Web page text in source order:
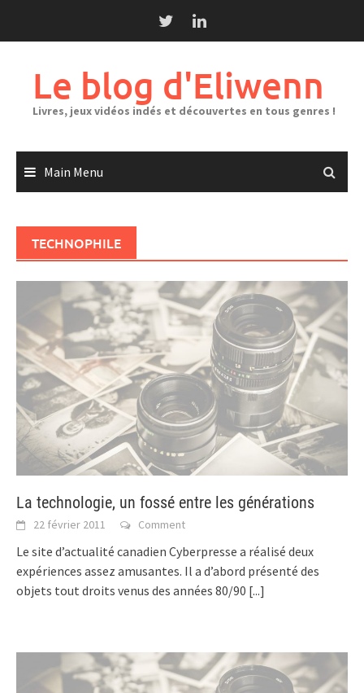
Le blog d'Eliwenn
Livres, jeux vidéos indés et découvertes en tous genres !
Main Menu
TECHNOPHILE
La technologie, un fossé entre les générations
22 février 2011 Comment
Le site d’actualité canadien Cyberpresse a réalisé deux
expériences assez amusantes. Il a d’abord présenté des
objets tout droits venus des années 80/90 [...]